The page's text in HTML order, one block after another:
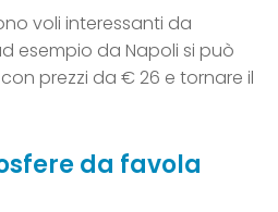
voli interessanti da
esempio da Napoli si può
prezzi da € 26 e tornare il
da favola